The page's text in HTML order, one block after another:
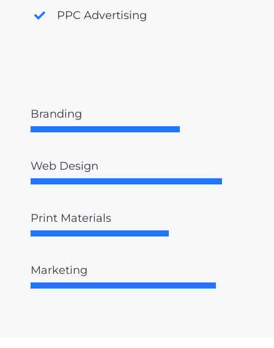
PPC Advertising
Branding
Web Design
Print Materials
Marketing